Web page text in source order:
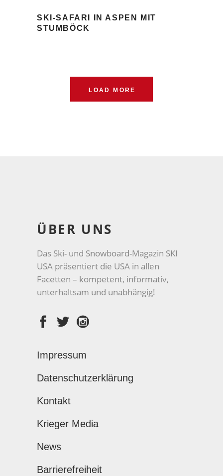
SKI-SAFARI IN ASPEN MIT
STUMBÖCK
LOAD MORE
ÜBER UNS
Das Ski- und Snowboard-Magazin SKI
USA präsentiert die USA in allen
Facetten – kompetent, informativ,
unterhaltsam und unabhängig!
Impressum
Datenschutzerklärung
Kontakt
Krieger Media
News
Barrierefreiheit